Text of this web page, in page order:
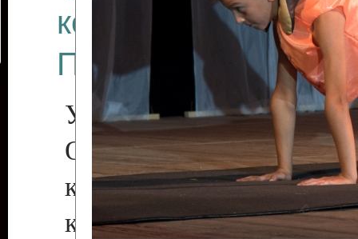
коллективов
Приднестровского
Участники фестиваля:
Образцовый
коллектив
культуры с.